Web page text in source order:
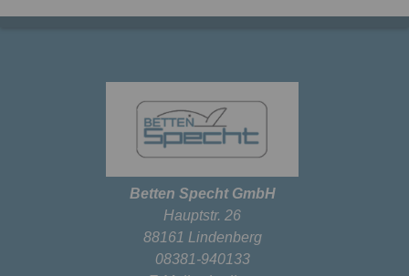
Betten Specht GmbH
Hauptstr. 26
88161 Lindenberg
08381-940133